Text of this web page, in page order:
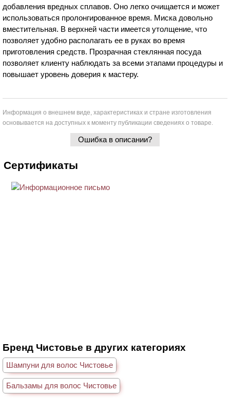
добавления вредных сплавов. Оно легко очищается и может
использоваться пролонгированное время. Миска довольно
вместительная. В верхней части имеется утолщение, что
позволяет удобно располагать ее в руках во время
приготовления средств. Прозрачная стеклянная посуда
позволяет клиенту наблюдать за всеми этапами процедуры и
повышает уровень доверия к мастеру.
Информация о внешнем виде, характеристиках и стране изготовления
основывается на доступных к моменту публикации сведениях о товаре.
Ошибка в описании?
Сертификаты
Бренд Чистовье в других категориях
Шампуни для волос Чистовье
Бальзамы для волос Чистовье